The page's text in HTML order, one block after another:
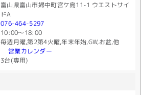
富山県富山市婦中町宮ケ島11-1 ウエストサイ
ドA
076-464-5297
10:00〜18:00
毎週月曜,第2第4火曜,年末年始,GW,お盆,他
営業カレンダー
3台(専用)